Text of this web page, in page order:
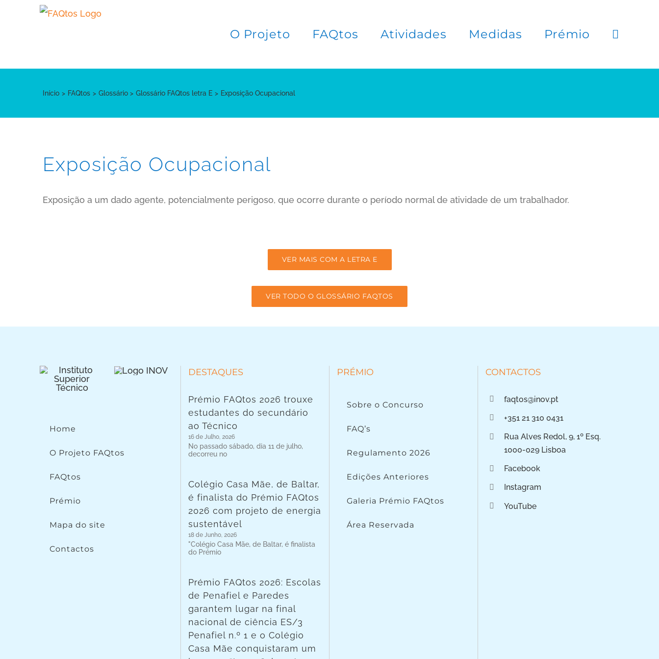
O Projeto FAQtos Atividades Medidas Prémio
Início FAQtos Glossário Glossário FAQtos letra E Exposição Ocupacional
Exposição Ocupacional
Exposição a um dado agente, potencialmente perigoso, que ocorre durante o período normal de atividade de um trabalhador.
VER MAIS COM A LETRA E
VER TODO O GLOSSÁRIO FAQTOS
Home
O Projeto FAQtos
FAQtos
Prémio
Mapa do site
Contactos
DESTAQUES
Prémio FAQtos 2026 trouxe
estudantes do secundário
ao Técnico
16 de Julho, 2026
No passado sábado, dia 11 de julho,
decorreu no
Colégio Casa Mãe, de Baltar,
é finalista do Prémio FAQtos
2026 com projeto de energia
sustentável
18 de Junho, 2026
"Colégio Casa Mãe, de Baltar, é finalista
do Prémio
Prémio FAQtos 2026: Escolas
de Penafiel e Paredes
garantem lugar na final
nacional de ciência ES/3
Penafiel n.º 1 e o Colégio
Casa Mãe conquistaram um
PRÉMIO
Sobre o Concurso
FAQ’s
Regulamento 2026
Edições Anteriores
Galeria Prémio FAQtos
Área Reservada
CONTACTOS
faqtos@inov.pt
+351 21 310 0431
Rua Alves Redol, 9, 1º Esq.
1000-029 Lisboa
Facebook
Instagram
YouTube